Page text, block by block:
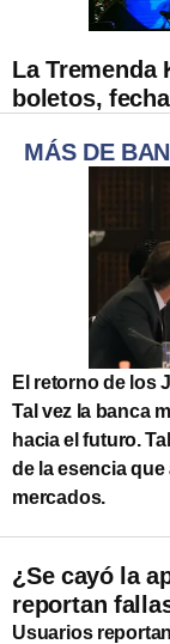
La Tremenda
boletos,
MÁS DE
El retorno de los
Tal vez la banca
hacia el futuro.
de la esencia
mercados.
¿Se cayó la
reportan
Usuarios